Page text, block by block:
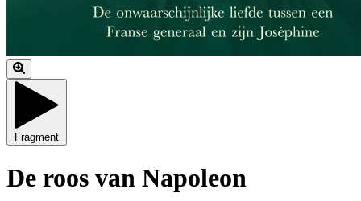
Fragment
De roos van Napoleon